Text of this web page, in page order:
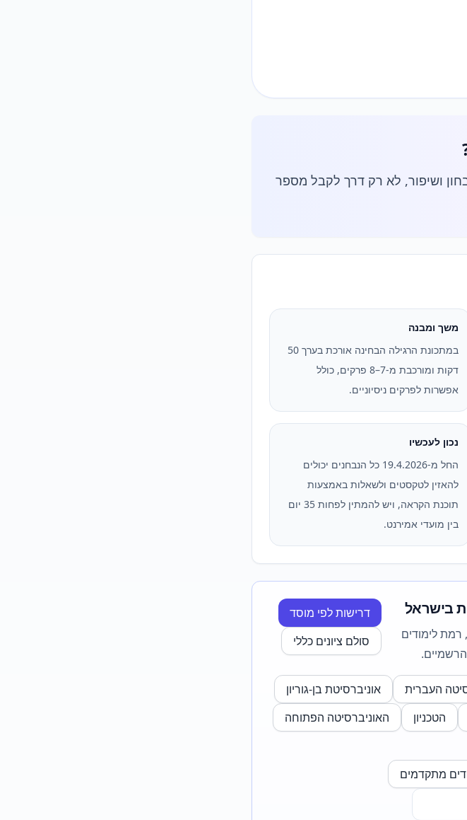
ושיפור, לא רק דרך לקבל מספר
משך ומבנה
במתכונת הרגילה הבחינה אורכת בערך 50
דקות ומורכבת מ-7–8 פרקים, כולל
אפשרות לפרקים ניסיוניים.
נכון לעכשיו
החל מ-19.4.2026 כל הנבחנים יכולים
להאזין לטקסטים ולשאלות באמצעות
תוכנת הקראה, ויש להמתין לפחות 35 יום
בין מועדי אמירנט.
בישראל
רמת לימודים
הרשמיים.
דרישות לפי מוסד
סולם ציונים כללי
העברית
אוניברסיטת בן-גוריון
הטכניון
האוניברסיטה הפתוחה
מתקדמים